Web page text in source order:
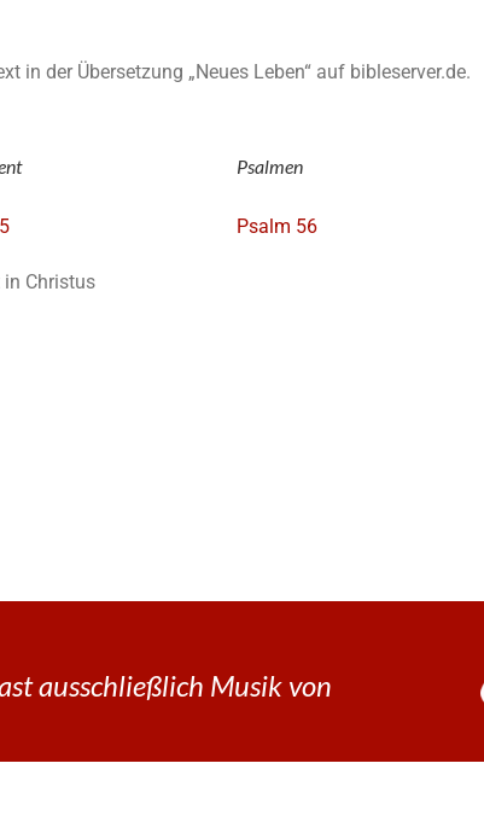
der Übersetzung „Neues Leben“ auf bibleserver.de.
in Christus
Psalmen
Psalm 56
ausschließlich Musik von